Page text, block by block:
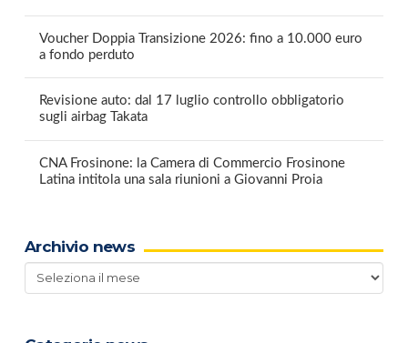
Voucher Doppia Transizione 2026: fino a 10.000 euro
a fondo perduto
Revisione auto: dal 17 luglio controllo obbligatorio
sugli airbag Takata
CNA Frosinone: la Camera di Commercio Frosinone
Latina intitola una sala riunioni a Giovanni Proia
Archivio news
Archivio
news